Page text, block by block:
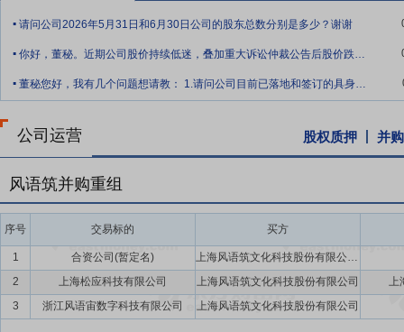
字化体验空间，应用场景全面覆盖城市规划、文博展陈、科技科普、
标杆项目的实施经验，为公司持续拓展市场、服务各类客户奠定了坚实
设计、集成实施、内容迭代至后期维护的全链条一体化服务体系。公
项目高质量落地。同时，公司积极延伸服务链路，通过全周期管理提
要点10：复合型人才与创意团队优势
化艺术素养与数字技术应用能力，能够深度理解项目内涵并实现创意
核心人才支撑。
要点11： 技术研发与数字内容体系化优势
公司长期坚持技术创新驱
技术应用体系，形成标准化、体系化的数字内容研发与交付能力。通
出的技术应用壁垒与规模化交付能力，为城市文化空间、数字文博、
. 请问公司2026年5月31日和6月30日公司的股东总数分别是多少？谢谢
. 你好，董秘。近期公司股价持续低迷，叠加重大诉讼仲裁公告后股价跌停，请问管理层如何
. 董秘您好，我有几个问题想请教： 1.请问公司目前已落地和签订的具身智能相关项目一
公司运营 股权质押 并
风语筑并购重组
序号 交易标的 买方
1 合资公司(暂定名)
上海风语筑文化科技股份有限公司,上海松应科技有限公司
2
上海松应科技有限公司 上海风语筑文化科技股份有限公司
上
3
浙江风语宙数字科技有限公司 上海风语筑文化科技股份有限公司